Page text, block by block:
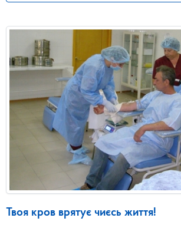
Твоя кров врятує чиєсь життя!